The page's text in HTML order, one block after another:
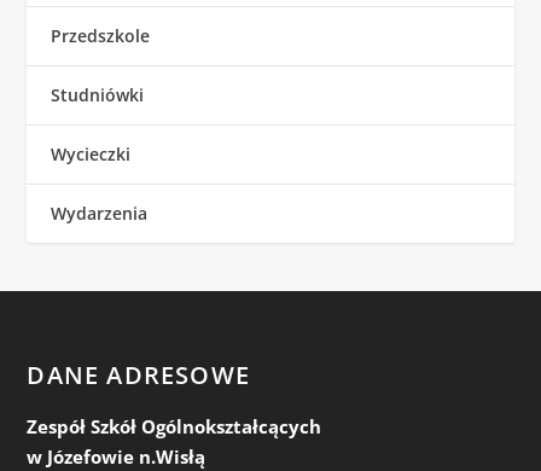
Przedszkole
Studniówki
Wycieczki
Wydarzenia
DANE ADRESOWE
Zespół Szkół Ogólnokształcących
w Józefowie n.Wisłą